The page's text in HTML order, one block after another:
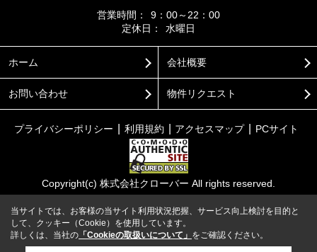
営業時間：
9：00～22：00
定休日：
水曜日
ホーム 会社概要
お問い合わせ 物件リクエスト
プライバシーポリシー 利用規約 アクセスマップ PCサイト
Copyright(c) 株式会社クローバー All rights reserved.
当サイトでは、お客様の当サイト利用状況把握、サービス向上検討を目的と
して、クッキー（Cookie）を使用しています。
詳しくは、当社の 「Cookieの取扱いについて」 をご確認ください。